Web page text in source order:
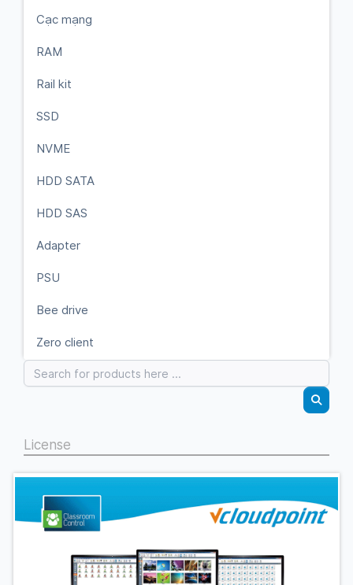
Cạc mạng
RAM
Rail kit
SSD
NVME
HDD SATA
HDD SAS
Adapter
PSU
Bee drive
Zero client
License